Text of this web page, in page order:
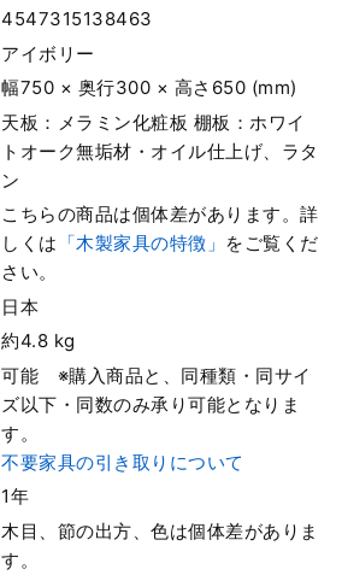
4547315138463
アイボリー
幅750 × 奥行300 × 高さ650 (mm)
天板：メラミン化粧板 棚板：ホワイ
トオーク無垢材・オイル仕上げ、ラタ
ン
こちらの商品は個体差があります。詳
しくは 「木製家具の特徴」 をご覧くだ
さい。
日本
約4.8 kg
可能 ※購入商品と、同種類・同サイ
ズ以下・同数のみ承り可能となりま
す。
不要家具の引き取りについて
1年
木目、節の出方、色は個体差がありま
す。